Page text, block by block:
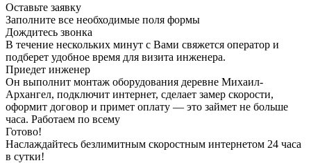
Оставьте заявку
Заполните все необходимые поля формы
Дождитесь звонка
В течение нескольких минут с Вами свяжется оператор и
подберет удобное время для визита инженера.
Приедет инженер
Он выполнит монтаж оборудования деревне Михаил-
Архангел, подключит интернет, сделает замер скорости,
оформит договор и примет оплату — это займет не больше
часа. Работаем по всему
Готово!
Наслаждайтесь безлимитным скоростным интернетом 24 часа
в сутки!